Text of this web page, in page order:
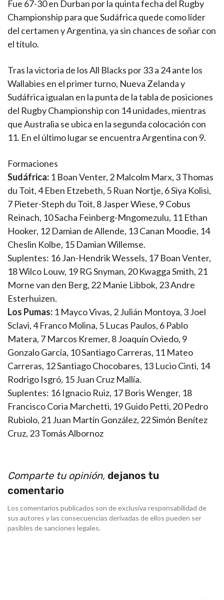
Fue 67-30 en Durban por la quinta fecha del Rugby
Championship para que Sudáfrica quede como líder
del certamen y Argentina, ya sin chances de soñar con
el título.
Tras la victoria de los All Blacks por 33 a 24 ante los
Wallabies en el primer turno, Nueva Zelanda y
Sudáfrica igualan en la punta de la tabla de posiciones
del Rugby Championship con 14 unidades, mientras
que Australia se ubica en la segunda colocación con
11. En el último lugar se encuentra Argentina con 9.
Formaciones
Sudáfrica: 1 Boan Venter, 2 Malcolm Marx, 3 Thomas
du Toit, 4 Eben Etzebeth, 5 Ruan Nortje, 6 Siya Kolisi,
7 Pieter-Steph du Toit, 8 Jasper Wiese, 9 Cobus
Reinach, 10 Sacha Feinberg-Mngomezulu, 11 Ethan
Hooker, 12 Damian de Allende, 13 Canan Moodie, 14
Cheslin Kolbe, 15 Damian Willemse.
Suplentes: 16 Jan-Hendrik Wessels, 17 Boan Venter,
18 Wilco Louw, 19 RG Snyman, 20 Kwagga Smith, 21
Morne van den Berg, 22 Manie Libbok, 23 Andre
Esterhuizen.
Los Pumas: 1 Mayco Vivas, 2 Julián Montoya, 3 Joel
Sclavi, 4 Franco Molina, 5 Lucas Paulos, 6 Pablo
Matera, 7 Marcos Kremer, 8 Joaquín Oviedo, 9
Gonzalo García, 10 Santiago Carreras, 11 Mateo
Carreras, 12 Santiago Chocobares, 13 Lucio Cinti, 14
Rodrigo Isgró, 15 Juan Cruz Mallía.
Suplentes: 16 Ignacio Ruiz, 17 Boris Wenger, 18
Francisco Coria Marchetti, 19 Guido Petti, 20 Pedro
Rubiolo, 21 Juan Martín González, 22 Simón Benítez
Cruz, 23 Tomás Albornoz
Comparte tu opinión, dejanos tu
comentario
Los comentarios publicados son de exclusiva responsabilidad de
sus autores y las consecuencias derivadas de ellos pueden ser
pasibles de sanciones legales.